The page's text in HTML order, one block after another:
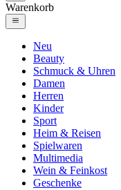
Warenkorb
Neu
Beauty
Schmuck & Uhren
Damen
Herren
Kinder
Sport
Heim & Reisen
Spielwaren
Multimedia
Wein & Feinkost
Geschenke